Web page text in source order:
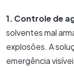
1. Controle de
solventes mal
explosões. A
emergência